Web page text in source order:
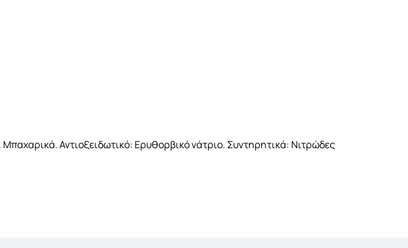
Αντιοξειδωτικό: Ερυθορβικό νάτριο. Συντηρητικά: Νιτρώδες